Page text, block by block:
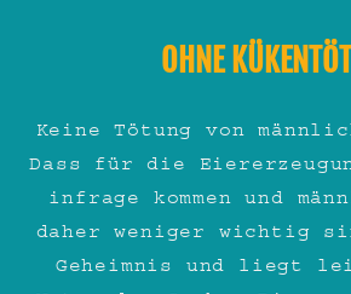
OHNE
Keine Tötung von
Dass für die
infrage kommen und
daher weniger wichtig
Geheimnis und liegt